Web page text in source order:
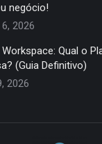
negócio!
2026
Qual o
(Guia Definitivo)
2026